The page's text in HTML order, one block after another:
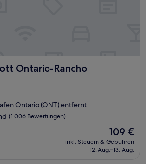
Ontario-Rancho
Rancho Cucamonga
Ontario (ONT) entfernt
(1.006 Bewertungen)
Der
Preis
beträgt
109 €
inkl. Steuern & Gebühren
12. Aug.–13. Aug.